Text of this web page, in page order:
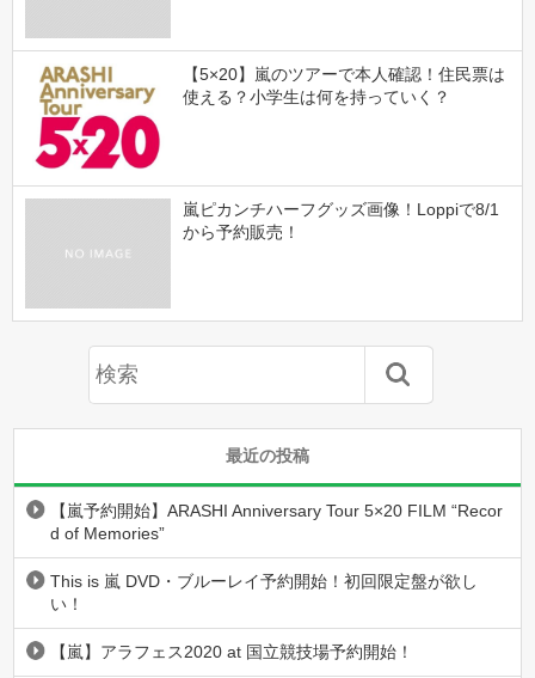
【5×20】嵐のツアーで本人確認！住民票は
使える？小学生は何を持っていく？
嵐ピカンチハーフグッズ画像！Loppiで8/1
から予約販売！
最近の投稿
【嵐予約開始】ARASHI Anniversary Tour 5×20 FILM “Recor
d of Memories”
This is 嵐 DVD・ブルーレイ予約開始！初回限定盤が欲し
い！
【嵐】アラフェス2020 at 国立競技場予約開始！